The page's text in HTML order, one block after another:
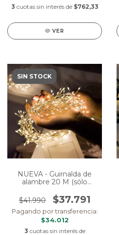
3 cuotas sin interés de $762,33
VER
SIN STOCK
NUEVA - Guirnalda de
alambre 20 M (sólo
$41.990
$37.791
Pagando por transferencia:
$34.012
3 cuotas sin interés de